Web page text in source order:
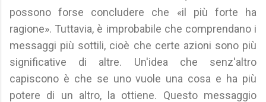
possono forse concludere che «il più forte ha
ragione». Tuttavia, è improbabile che comprendano i
messaggi più sottili, cioè che certe azioni sono più
significative di altre. Un'idea che senz'altro
capiscono è che se uno vuole una cosa e ha più
potere di un altro, la ottiene. Questo messaggio